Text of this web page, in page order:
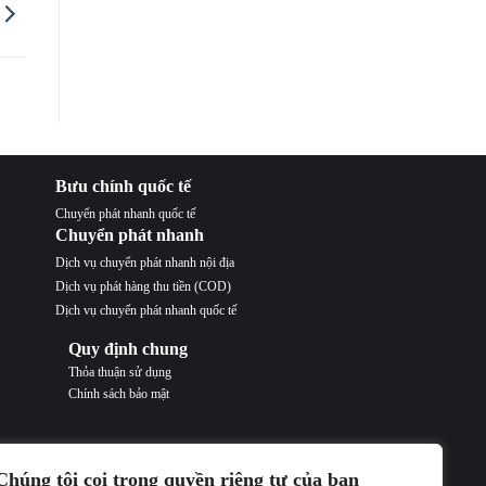
tôi coi trọng quyền riêng tư của bạn
Bưu chính quốc tế
Chuyển phát nhanh quốc tế
Chuyển phát nhanh
Dịch vụ chuyển phát nhanh nội địa
Dịch vụ phát hàng thu tiền (COD)
Dịch vụ chuyển phát nhanh quốc tế
Quy định chung
Thỏa thuận sử dụng
Chính sách bảo mật